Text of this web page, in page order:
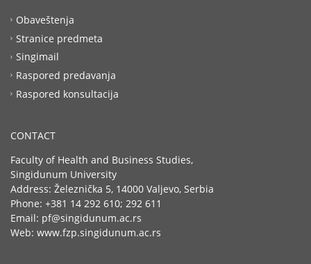
Obaveštenja
Stranice predmeta
Singimail
Raspored predavanja
Raspored konsultacija
CONTACT
Faculty of Health and Business Studies,
Singidunum University
Address: Železnička 5, 14000 Valjevo, Serbia
Phone: +381 14 292 610; 292 611
Email: pf@singidunum.ac.rs
Web: www.fzp.singidunum.ac.rs